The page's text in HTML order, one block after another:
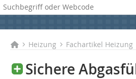
Heizung Fachartikel Heizung
Sichere